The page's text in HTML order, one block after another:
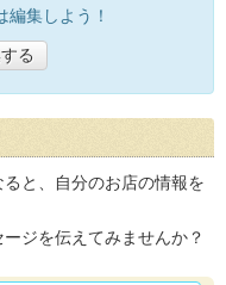
編集しよう！
る
と、自分のお店の情報を
ジを伝えてみませんか？